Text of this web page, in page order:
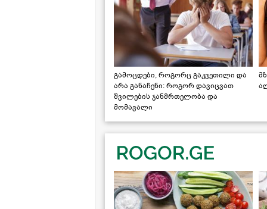
გამოცდები, როგორც გაკვეთილი და
არა განაჩენი: როგორ დავიცვათ
შვილების ჯანმრთელობა და
მომავალი